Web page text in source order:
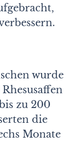
wurde
zu 200
die
Monate